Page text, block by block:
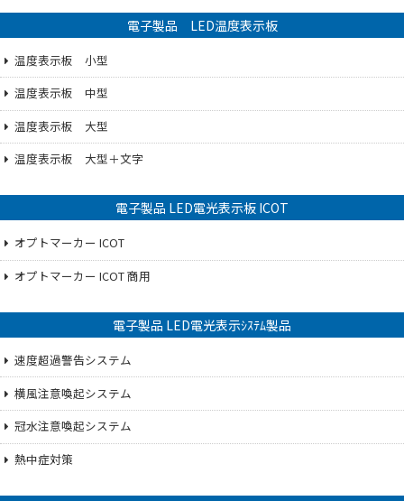
電子製品 LED温度表示板
温度表示板 小型
温度表示板 中型
温度表示板 大型
温度表示板 大型＋文字
電子製品 LED電光表示板 ICOT
オプトマーカー ICOT
オプトマーカー ICOT 商用
電子製品 LED電光表示ｼｽﾃﾑ製品
速度超過警告システム
横風注意喚起システム
冠水注意喚起システム
熱中症対策